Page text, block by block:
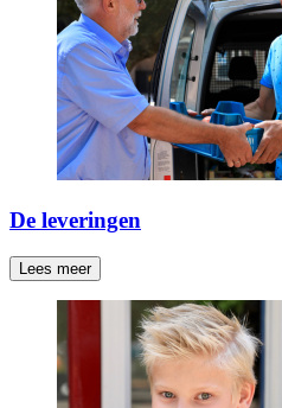
De leveringen
Lees meer